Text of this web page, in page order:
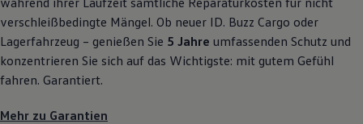
verschleißbedingte Mängel. Ob neuer ID. Buzz Cargo oder
Lagerfahrzeug – genießen Sie 5 Jahre umfassenden Schutz und
konzentrieren Sie sich auf das Wichtigste: mit gutem Gefühl
fahren. Garantiert.
Mehr zu Garantien